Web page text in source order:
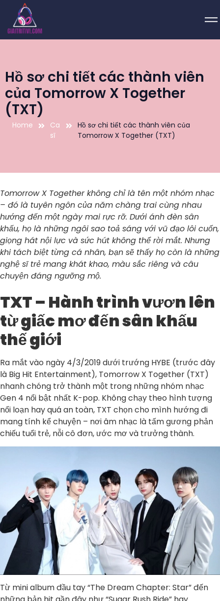
Hồ sơ chi tiết các thành viên
của Tomorrow X Together
(TXT)
Home
Ca
sĩ
Hồ sơ chi tiết các thành viên của
Tomorrow X Together (TXT)
Tomorrow X Together không chỉ là tên một nhóm nhạc
– đó là tuyên ngôn của năm chàng trai cùng nhau
hướng đến một ngày mai rực rỡ. Dưới ánh đèn sân
khấu, họ là những ngôi sao toả sáng với vũ đạo lôi cuốn,
giọng hát nội lực và sức hút không thể rời mắt. Nhưng
khi tách biệt từng cá nhân, bạn sẽ thấy họ còn là những
nghệ sĩ trẻ mang khát khao, màu sắc riêng và câu
chuyện đáng ngưỡng mộ.
TXT – Hành trình vươn lên
từ giấc mơ đến sân khấu
thế giới
Ra mắt vào ngày 4/3/2019 dưới trướng HYBE (trước đây
là Big Hit Entertainment), Tomorrow X Together (TXT)
nhanh chóng trở thành một trong những nhóm nhạc
Gen 4 nổi bật nhất K-pop. Không chạy theo hình tượng
nổi loạn hay quá an toàn, TXT chọn cho mình hướng đi
mang tính kể chuyện – nơi âm nhạc là tấm gương phản
chiếu tuổi trẻ, nỗi cô đơn, ước mơ và trưởng thành.
Từ mini album đầu tay “The Dream Chapter: Star” đến